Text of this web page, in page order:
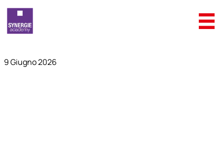
9 Giugno 2026